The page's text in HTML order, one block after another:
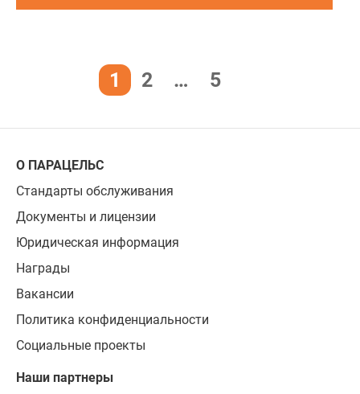
1 2 … 5
О ПАРАЦЕЛЬС
Стандарты обслуживания
Документы и лицензии
Юридическая информация
Награды
Вакансии
Политика конфиденциальности
Социальные проекты
Наши партнеры